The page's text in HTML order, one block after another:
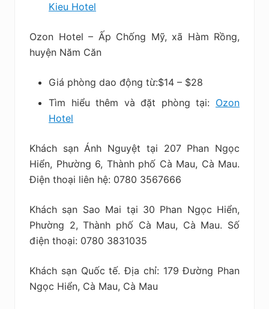
Kieu Hotel
Ozon Hotel – Ấp Chống Mỹ, xã Hàm Rồng,
huyện Năm Căn
Giá phòng dao động từ:$14 – $28
Tìm hiểu thêm và đặt phòng tại: Ozon
Hotel
Khách sạn Ánh Nguyệt tại 207 Phan Ngọc
Hiển, Phường 6, Thành phố Cà Mau, Cà Mau.
Điện thoại liên hệ: 0780 3567666
Khách sạn Sao Mai tại 30 Phan Ngọc Hiển,
Phường 2, Thành phố Cà Mau, Cà Mau. Số
điện thoại: 0780 3831035
Khách sạn Quốc tế. Địa chỉ: 179 Đường Phan
Ngọc Hiển, Cà Mau, Cà Mau